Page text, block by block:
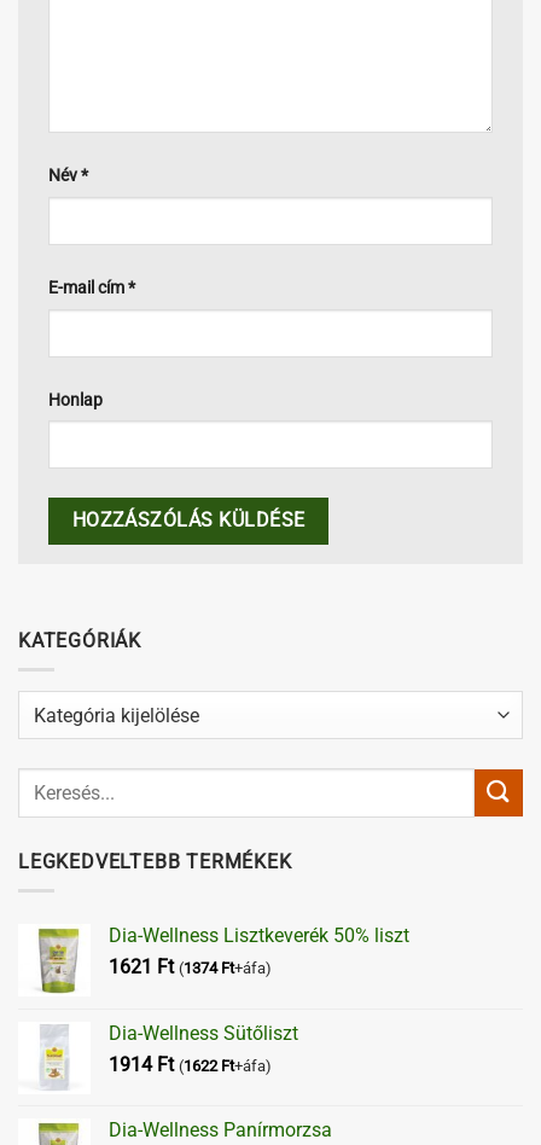
Név*
E-mail cím*
Honlap
KATEGÓRIÁK
Kategóriák
LEGKEDVELTEBB TERMÉKEK
Dia-Wellness Lisztkeverék 50% liszt
1621 Ft (1374 Ft+áfa)
Dia-Wellness Sütőliszt
1914 Ft (1622 Ft+áfa)
Dia-Wellness Panírmorzsa